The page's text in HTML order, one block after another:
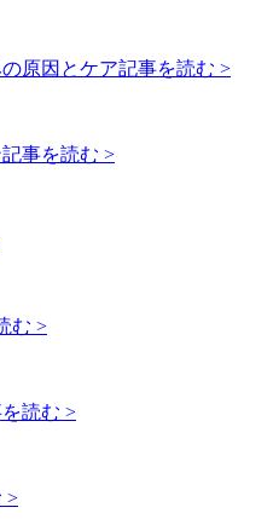
原因とケア記事を読む >
記事を読む >
む >
読む >
>